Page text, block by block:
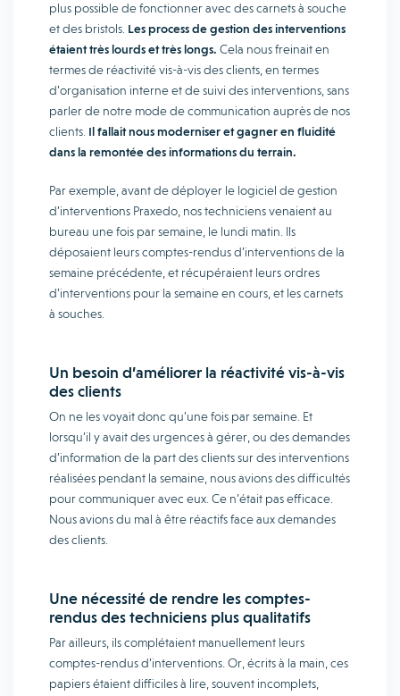
plus possible de fonctionner avec des carnets à souche
et des bristols. Les process de gestion des interventions
étaient très lourds et très longs. Cela nous freinait en
termes de réactivité vis-à-vis des clients, en termes
d’organisation interne et de suivi des interventions, sans
parler de notre mode de communication auprès de nos
clients. Il fallait nous moderniser et gagner en fluidité
dans la remontée des informations du terrain.
Par exemple, avant de déployer le logiciel de gestion
d’interventions Praxedo, nos techniciens venaient au
bureau une fois par semaine, le lundi matin. Ils
déposaient leurs comptes-rendus d’interventions de la
semaine précédente, et récupéraient leurs ordres
d’interventions pour la semaine en cours, et les carnets
à souches.
Un besoin d’améliorer la réactivité vis-à-vis
des clients
On ne les voyait donc qu’une fois par semaine. Et
lorsqu’il y avait des urgences à gérer, ou des demandes
d’information de la part des clients sur des interventions
réalisées pendant la semaine, nous avions des difficultés
pour communiquer avec eux. Ce n’était pas efficace.
Nous avions du mal à être réactifs face aux demandes
des clients.
Une nécessité de rendre les comptes-
rendus des techniciens plus qualitatifs
Par ailleurs, ils complétaient manuellement leurs
comptes-rendus d’interventions. Or, écrits à la main, ces
papiers étaient difficiles à lire, souvent incomplets,